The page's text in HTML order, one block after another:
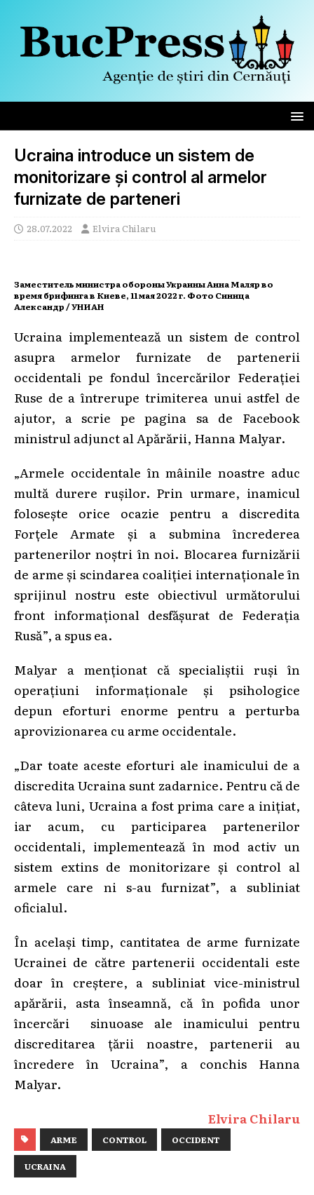
Ucraina introduce un sistem de
monitorizare și control al armelor
furnizate de parteneri
28.07.2022 Elvira Chilaru
Заместитель министра обороны Украины Анна Маляр во
время брифинга в Киеве, 11 мая 2022 г. Фото Синица
Александр / УНИАН
Ucraina implementează un sistem de control
asupra armelor furnizate de partenerii
occidentali pe fondul încercărilor Federației
Ruse de a întrerupe trimiterea unui astfel de
ajutor, a scrie pe pagina sa de Facebook
ministrul adjunct al Apărării, Hanna Malyar.
„Armele occidentale în mâinile noastre aduc
multă durere rușilor. Prin urmare, inamicul
folosește orice ocazie pentru a discredita
Forțele Armate și a submina încrederea
partenerilor noștri în noi. Blocarea furnizării
de arme și scindarea coaliției internaționale în
sprijinul nostru este obiectivul următorului
front informațional desfășurat de Federația
Rusă”, a spus ea.
Malyar a menționat că specialiștii ruși în
operațiuni informaționale și psihologice
depun eforturi enorme pentru a perturba
aprovizionarea cu arme occidentale.
„Dar toate aceste eforturi ale inamicului de a
discredita Ucraina sunt zadarnice. Pentru că de
câteva luni, Ucraina a fost prima care a inițiat,
iar acum, cu participarea partenerilor
occidentali, implementează în mod activ un
sistem extins de monitorizare și control al
armele care ni s-au furnizat”, a subliniat
oficialul.
În același timp, cantitatea de arme furnizate
Ucrainei de către partenerii occidentali este
doar în creștere, a subliniat vice-ministrul
apărării, asta înseamnă, că în pofida unor
încercări sinuoase ale inamicului pentru
discreditarea țării noastre, partenerii au
încredere în Ucraina”, a conchis Hanna
Malyar.
Elvira Chilaru
ARME CONTROL OCCIDENT
UCRAINA